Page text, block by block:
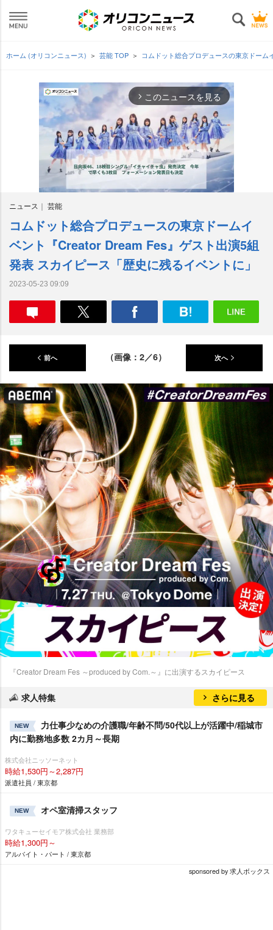
ホーム (オリコンニュース) 芸能 TOP コムドット総合プロデュースの東京ドー
arrow_forward_ios このニュースを見る
M
t
e
ニュース 芸能
コムドット総合プロデュースの東京ドームイ
ベント『Creator Dream Fes』ゲスト出演5組
発表 スカイピース「歴史に残るイベントに」
2023-05-23 09:09
前へ （画像：2／6） 次へ
『Creator Dream Fes ～produced by Com.～』に出演するスカイピース
求人特集 さらに見る
NEW
力仕事少なめの介護職/年齢不問/50代以上が活躍中/稲城市
内に勤務地多数 2カ月～長期
株式会社ニッソーネット
時給1,530円～2,287円
派遣社員 / 東京都
NEW オペ室清掃スタッフ
ワタキューセイモア株式会社 業務部
時給1,300円～
アルバイト・パート / 東京都
sponsored by 求人ボックス